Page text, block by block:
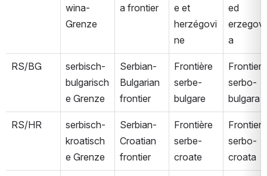
wina-
Grenze
a frontier
e et
herzégovi
ne
ed
a
RS/BG
serbisch-
bulgarisch
e Grenze
Serbian-
Bulgarian
frontier
Frontière
serbe-
bulgare
Frontiera
serbo-
bulgara
RS/HR
serbisch-
kroatisch
e Grenze
Serbian-
Croatian
frontier
Frontière
serbe-
croate
Frontiera
serbo-
croata